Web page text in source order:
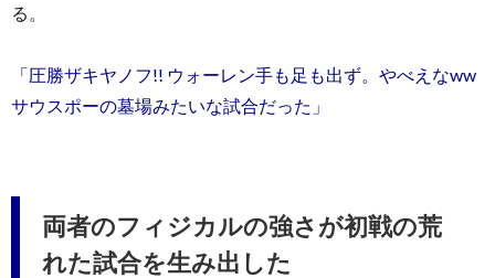
る。
「圧勝ザキヤノフ!! ウォーレン手も足も出ず。やべえなww
サウスポーの墓場みたいな試合だった」
両者のフィジカルの強さが初戦の荒
れた試合を生み出した